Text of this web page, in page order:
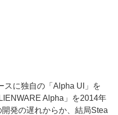
に独自の「Alpha UI」を
Alpha」を2014年
発の遅れからか、結局Stea